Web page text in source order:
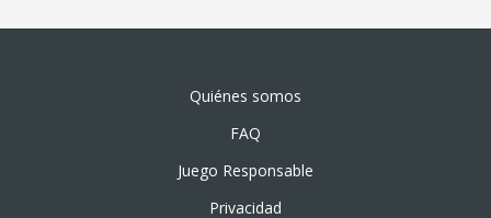
Quiénes somos
FAQ
Juego Responsable
Privacidad